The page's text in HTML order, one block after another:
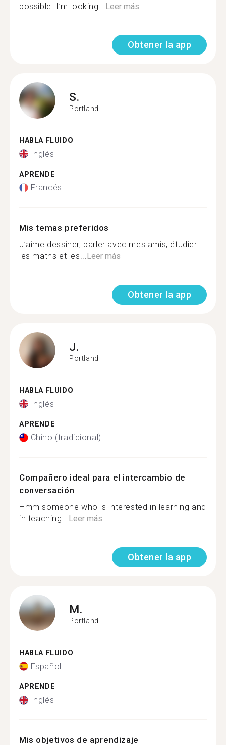
possible. I’m looking...Leer más
Obtener la app
S.
Portland
HABLA FLUIDO
Inglés
APRENDE
Francés
Mis temas preferidos
J’aime dessiner, parler avec mes amis, étudier
les maths et les...Leer más
Obtener la app
J.
Portland
HABLA FLUIDO
Inglés
APRENDE
Chino (tradicional)
Compañero ideal para el intercambio de
conversación
Hmm someone who is interested in learning and
in teaching...Leer más
Obtener la app
M.
Portland
HABLA FLUIDO
Español
APRENDE
Inglés
Mis objetivos de aprendizaje